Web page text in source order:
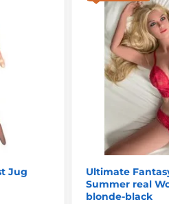
Jug
Ultimate
Summer real
blonde-black